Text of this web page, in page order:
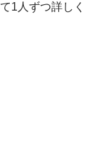
1人ずつ詳しく